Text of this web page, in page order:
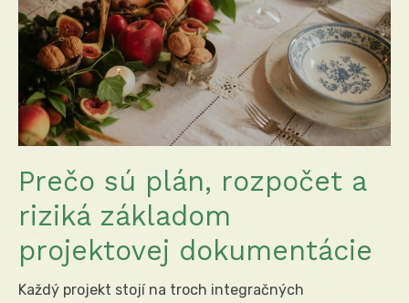
Prečo sú plán, rozpočet a
riziká základom
projektovej dokumentácie
Každý projekt stojí na troch integračných